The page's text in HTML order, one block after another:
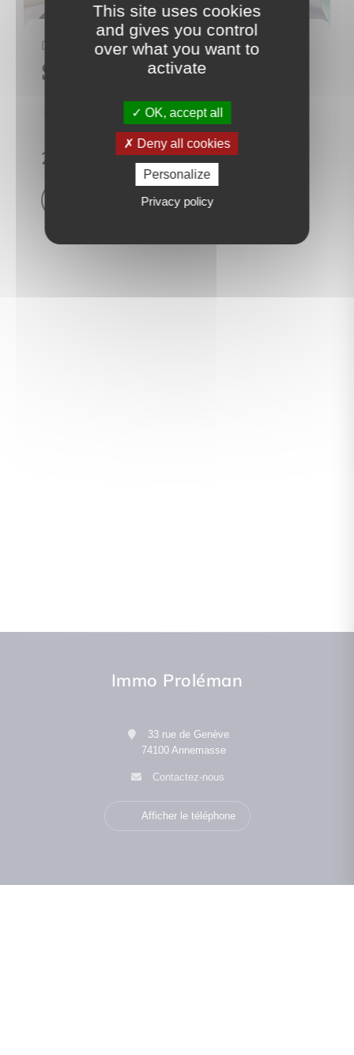
DUPLEX
SAINT-JEOIRE(74490)
4 Pièce(s) 3 Chambre(s)
239 000 €
Immo Proléman
33 rue de Genève
74100 Annemasse
Contactez-nous
Afficher le téléphone
This site uses cookies
and gives you control
over what you want to
activate
OK, accept all
Deny all cookies
Personalize
Privacy policy